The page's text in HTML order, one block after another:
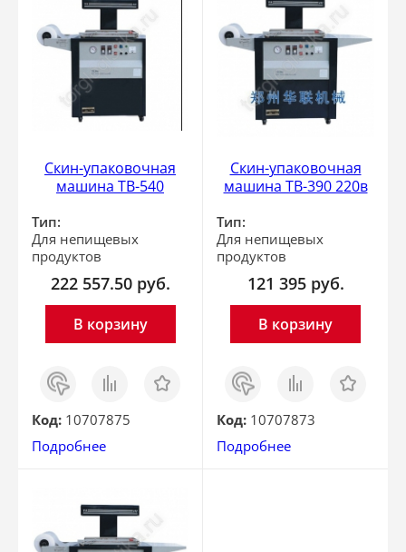
Скин-упаковочная
машина TB-540
Тип:
Для непищевых
продуктов
222 557.50 руб.
В корзину
Заказ
в 1
клик
Сравнить Отложить
Код: 10707875
Подробнее
Скин-упаковочная
машина TB-390 220в
Тип:
Для непищевых
продуктов
121 395 руб.
В корзину
Заказ
в 1
клик
Сравнить Отложить
Код: 10707873
Подробнее